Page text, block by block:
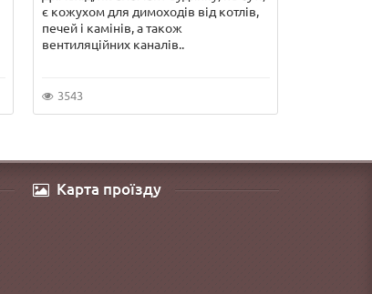
є кожухом для димоходів від котлів,
печей і камінів, а також
вентиляційних каналів..
3543
Карта проїзду